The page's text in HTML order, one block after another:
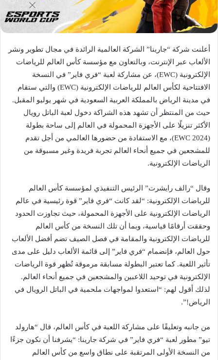
أعلنت شركة “جارينا” الشركة العالمية الرائدة في مجال تطوير ونشر
الألعاب عبر الإنترنت، وبالتعاون مع مؤسسة كأس العالم للرياضات
الإلكترونية (EWC)، عن مشاركة لعبة “فري فاير” في النسخة
الافتتاحية لكأس العالم للرياضات الإلكترونية (EWC) والتي ستقام
في مدينة الرياض بالمملكة العربية السعودية في شهر يوليو المقبل.
حيث من المنتظر أن تشهد هذه الشراكة دخول لعبة الباتل رويال
الأكثر تنزيلًا على الأجهزة المحمولة في العالم إلى ساحة بطولة
(EWC 2024)، مع الاستفادة من حضورها العالمي من أجل تقدم
للمشجعين في جميع أنحاء العالم تجربة فريدة وغير مسبوقة من
الرياضات الإلكترونية.
وقال “رالف رايشرت” الرئيس التنفيذي لمؤسسة كأس العالم
للرياضات الإلكترونية: “لقد كانت “فري فاير” قوة رئيسية في عالم
الرياضات الإلكترونية على الأجهزة المحمولة، حيث تجاوزت الحدود
وحققت أرقامًا قياسية، وبما أن تلك النسخة من كأس العالم
للرياضات الإلكترونية والمقامة في فصل الصيف تضم أفضل الألعاب
حول العالم، فإنضمام “فري فاير” إلى قائمة الألعاب دليل على مدى
تأثير اللعبة. كما تعتبر البطولة مسابقة مرموقة تُظهر قوة الرياضات
الإلكترونية في توحيد اللاعبين والمشجعين في جميع أنحاء العالم.
لذلك أقول لهم: “استعدوا لمواجهات ملحمية في الباتل الرويال في
الرياض!”.
من جانبه وتعليقًا على مشاركة اللعبة في كأس العالم، قال “هارولد
تيو” مطور لعبة “فري فاير” في شركة جارينا: “يشرفنا أن نكون جزءًا
من النسخة الأولى المرتقبة على نطاق واسع من كأس العالم